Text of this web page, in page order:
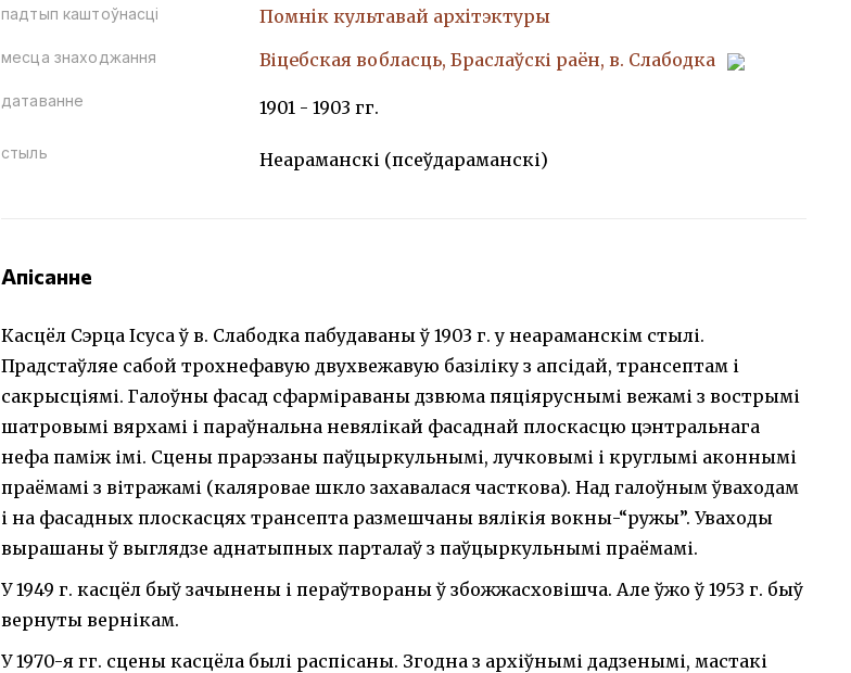
падтып каштоўнасці Помнiк культавай архiтэктуры
месца знаходжання Віцебская вобласць, Браслаўскі раён, в. Слабодка
датаванне 1901 - 1903 гг.
стыль Неараманскі (псеўдараманскі)
Апісанне
Касцёл Сэрца Ісуса ў в. Слабодка пабудаваны ў 1903 г. у неараманскім стылі.
Прадстаўляе сабой трохнефавую двухвежавую базіліку з апсідай, трансептам і
сакрысціямі. Галоўны фасад сфарміраваны дзвюма пяціяруснымі вежамі з вострымі
шатровымі вярхамі і параўнальна невялікай фасаднай плоскасцю цэнтральнага
нефа паміж імі. Сцены прарэзаны паўцыркульнымі, лучковымі і круглымі аконнымі
праёмамі з вітражамі (каляровае шкло захавалася часткова). Над галоўным ўваходам
і на фасадных плоскасцях трансепта размешчаны вялікія вокны-“ружы”. Уваходы
вырашаны ў выглядзе аднатыпных парталаў з паўцыркульнымі праёмамі.
У 1949 г. касцёл быў зачынены і пераўтвораны ў збожжасховішча. Але ўжо ў 1953 г. быў
вернуты вернікам.
У 1970-я гг. сцены касцёла былі распісаны. Згодна з архіўнымі дадзенымі, мастакі